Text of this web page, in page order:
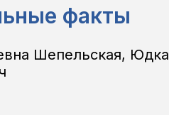
факты
Шепельская, Юдка